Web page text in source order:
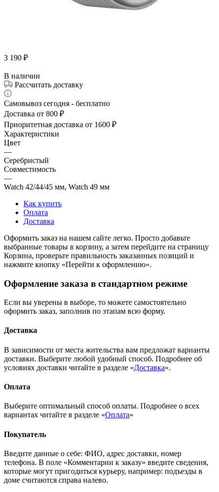
3 190 ₽
В наличии
Рассчитать доставку
Самовывоз сегодня - бесплатно
Доставка от 800 ₽
Приоритетная доставка от 1600 ₽
Характеристики
Цвет
—
Серебристый
Совместимость
—
Watch 42/44/45 мм, Watch 49 мм
Как купить
Оплата
Доставка
Оформить заказ на нашем сайте легко. Просто добавьте
выбранные товары в корзину, а затем перейдите на страницу
Корзина, проверьте правильность заказанных позиций и
нажмите кнопку «Перейти к оформлению».
Оформление заказа в стандартном режиме
Если вы уверены в выборе, то можете самостоятельно
оформить заказ, заполнив по этапам всю форму.
Доставка
В зависимости от места жительства вам предложат варианты
доставки. Выберите любой удобный способ. Подробнее об
условиях доставки читайте в разделе «Доставка».
Оплата
Выберите оптимальный способ оплаты. Подробнее о всех
вариантах читайте в разделе «Оплата»
Покупатель
Введите данные о себе: ФИО, адрес доставки, номер
телефона. В поле «Комментарии к заказу» введите сведения,
которые могут пригодиться курьеру, например: подъезды в
доме считаются справа налево.